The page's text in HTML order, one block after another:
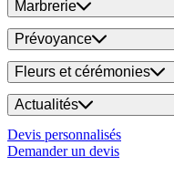
Marbrerie
Prévoyance
Fleurs et cérémonies
Actualités
Devis personnalisés
Demander un devis